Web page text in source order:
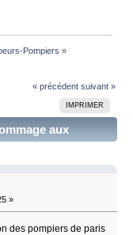
Pompiers »
« précédent suivant »
IMPRIMER
aux
»
des pompiers de paris